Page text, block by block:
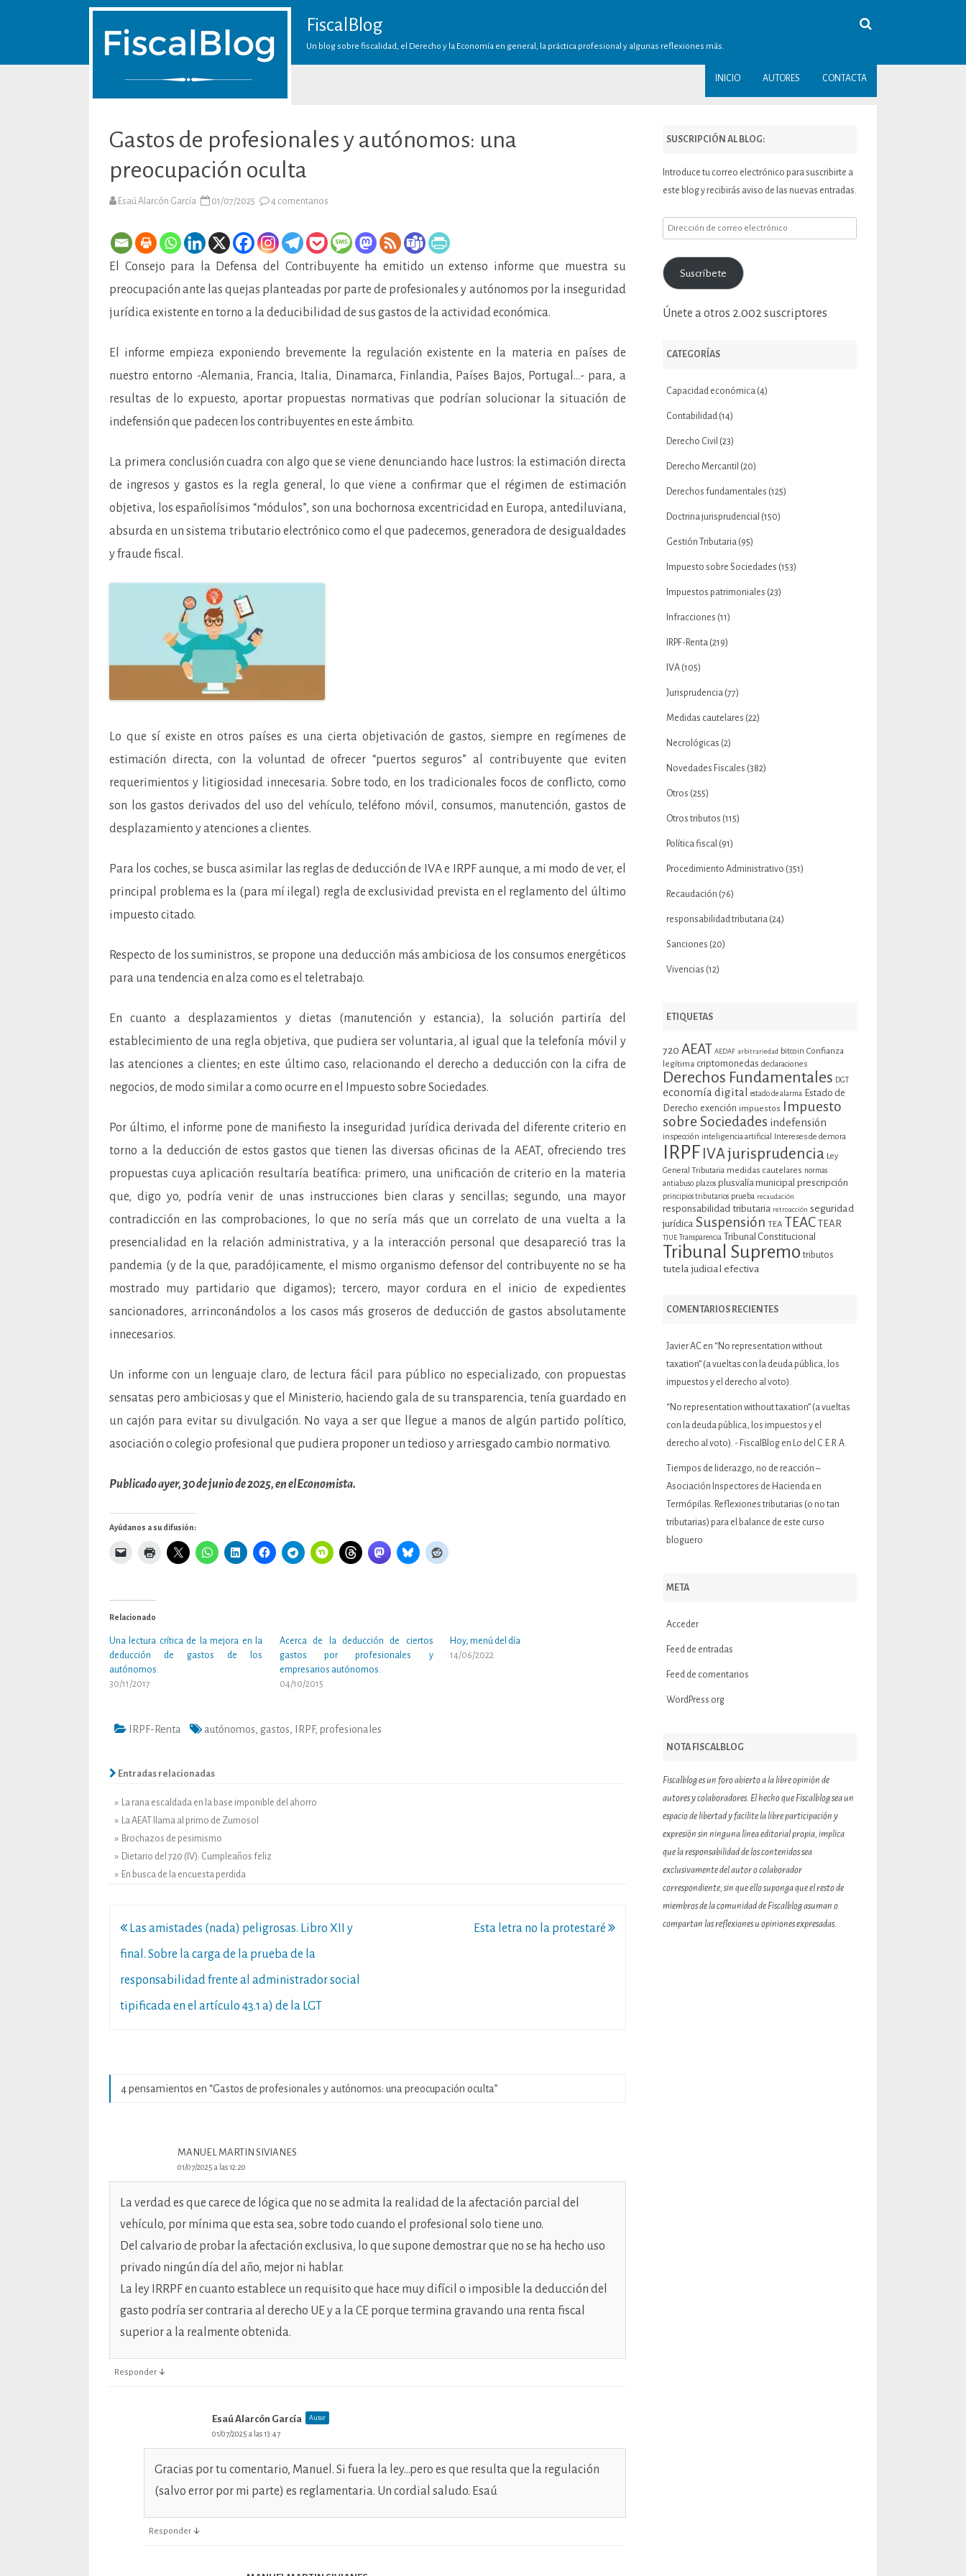
FiscalBlog
Un blog sobre fiscalidad, el Derecho y la Economía en general, la práctica profesional y algunas reflexiones más.
INICIO AUTORES CONTACTA
Gastos de profesionales y autónomos: una
preocupación oculta
Esaú Alarcón García 01/07/2025 4 comentarios
profesionales
y
autónomos:
preocupación
El Consejo para la Defensa del Contribuyente ha emitido un extenso informe que muestra su
preocupación ante las quejas planteadas por parte de profesionales y autónomos por la inseguridad
jurídica existente en torno a la deducibilidad de sus gastos de la actividad económica.
El informe empieza exponiendo brevemente la regulación existente en la materia en países de
nuestro entorno -Alemania, Francia, Italia, Dinamarca, Finlandia, Países Bajos, Portugal…- para, a
resultas de lo expuesto, aportar propuestas normativas que podrían solucionar la situación de
indefensión que padecen los contribuyentes en este ámbito.
La primera conclusión cuadra con algo que se viene denunciando hace lustros: la estimación directa
de ingresos y gastos es la regla general, lo que viene a confirmar que el régimen de estimación
objetiva, los españolísimos “módulos”, son una bochornosa excentricidad en Europa, antediluviana,
absurda en un sistema tributario electrónico como el que padecemos, generadora de desigualdades
y fraude fiscal.
Lo que sí existe en otros países es una cierta objetivación de gastos, siempre en regímenes de
estimación directa, con la voluntad de ofrecer “puertos seguros” al contribuyente que eviten
requerimientos y litigiosidad innecesaria. Sobre todo, en los tradicionales focos de conflicto, como
son los gastos derivados del uso del vehículo, teléfono móvil, consumos, manutención, gastos de
desplazamiento y atenciones a clientes.
Para los coches, se busca asimilar las reglas de deducción de IVA e IRPF aunque, a mi modo de ver, el
principal problema es la (para mí ilegal) regla de exclusividad prevista en el reglamento del último
impuesto citado.
Respecto de los suministros, se propone una deducción más ambiciosa de los consumos energéticos
para una tendencia en alza como es el teletrabajo.
En cuanto a desplazamientos y dietas (manutención y estancia), la solución partiría del
establecimiento de una regla objetiva, que pudiera ser voluntaria, al igual que la telefonía móvil y
las atenciones a clientes; en este último caso, relacionando el derecho a deducción con la cifra de
negocios, de modo similar a como ocurre en el Impuesto sobre Sociedades.
Por último, el informe pone de manifiesto la inseguridad jurídica derivada del diferente criterio en
torno a la deducción de estos gastos que tienen las diversas oficinas de la AEAT, ofreciendo tres
propuestas cuya aplicación resultaría beatífica: primero, una unificación de criterio en la materia
que, digo yo, podría venir de unas instrucciones bien claras y sencillas; segundo, una mayor
contradicción en las comprobaciones, lo que no sería más que un correlato de una vuelta a la
presencialidad en la relación administrativa, y a la interacción personal que desapareció tras la
pandemia (y de la que, paradójicamente, el mismo organismo defensor del contribuyente no se ha
mostrado muy partidario que digamos); tercero, mayor cordura en el inicio de expedientes
sancionadores, arrinconándolos a los casos más groseros de deducción de gastos absolutamente
innecesarios.
Un informe con un lenguaje claro, de lectura fácil para público no especializado, con propuestas
sensatas pero ambiciosas y que el Ministerio, haciendo gala de su transparencia, tenía guardado en
un cajón para evitar su divulgación. No vaya a ser que llegue a manos de algún partido político,
asociación o colegio profesional que pudiera proponer un tedioso y arriesgado cambio normativo.
Publicado ayer, 30 de junio de 2025, en elEconomista.
Ayúdanos a su difusión:
Relacionado
Una lectura crítica de la mejora en la
deducción de gastos de los
autónomos.
30/11/2017
Acerca de la deducción de ciertos
gastos por profesionales y
empresarios autónomos.
04/10/2015
Hoy, menú del día
14/06/2022
IRPF-Renta autónomos, gastos, IRPF, profesionales
Entradas relacionadas
» La rana escaldada en la base imponible del ahorro
» La AEAT llama al primo de Zumosol
» Brochazos de pesimismo
» Dietario del 720 (IV): Cumpleaños feliz
» En busca de la encuesta perdida
Navegación
de
entradas
Las amistades (nada) peligrosas. Libro XII y
final. Sobre la carga de la prueba de la
responsabilidad frente al administrador social
tipificada en el artículo 43.1 a) de la LGT
Esta letra no la protestaré
4 pensamientos en “Gastos de profesionales y autónomos: una preocupación oculta”
MANUEL MARTIN SIVIANES
01/07/2025 a las 12:20
La verdad es que carece de lógica que no se admita la realidad de la afectación parcial del
vehículo, por mínima que esta sea, sobre todo cuando el profesional solo tiene uno.
Del calvario de probar la afectación exclusiva, lo que supone demostrar que no se ha hecho uso
privado ningún día del año, mejor ni hablar.
La ley IRRPF en cuanto establece un requisito que hace muy difícil o imposible la deducción del
gasto podría ser contraria al derecho UE y a la CE porque termina gravando una renta fiscal
superior a la realmente obtenida.
Responder ↓
Esaú Alarcón García Autor
01/07/2025 a las 13:47
Gracias por tu comentario, Manuel. Si fuera la ley…pero es que resulta que la regulación
(salvo error por mi parte) es reglamentaria. Un cordial saludo. Esaú
Responder ↓
SUSCRIPCIÓN AL BLOG:
Introduce tu correo electrónico para suscribirte a
este blog y recibirás aviso de las nuevas entradas.
Dirección
correo
electrónico
Suscríbete
Únete a otros 2.002 suscriptores
CATEGORÍAS
Capacidad económica(4)
Contabilidad(14)
Derecho Civil (23)
Derecho Mercantil (20)
Derechos fundamentales (125)
Doctrina jurisprudencial (150)
Gestión Tributaria(95)
Impuesto sobre Sociedades (153)
Impuestos patrimoniales (23)
Infracciones (11)
IRPF-Renta(219)
IVA(105)
Jurisprudencia(77)
Medidas cautelares (22)
Necrológicas (2)
Novedades Fiscales (382)
Otros (255)
Otros tributos (115)
Política fiscal (91)
Procedimiento Administrativo (351)
Recaudación (76)
responsabilidad tributaria(24)
Sanciones (20)
Vivencias (12)
ETIQUETAS
720 AEAT AEDAF arbitrariedad bitcoin Confianza
legítima criptomonedas declaraciones
Derechos Fundamentales DGT
economía digital estado de alarma
Estado de
Derecho exención impuestos
Impuesto
sobre Sociedades indefensión
inspección inteligencia artificial Intereses de demora
IRPF IVAjurisprudencia Ley
General Tributaria medidas cautelares normas
antiabuso plazos plusvalía municipal prescripción
principios tributarios prueba recaudación
responsabilidad tributaria retroacción seguridad
jurídica Suspensión TEA TEAC TEAR
TJUE Transparencia Tribunal Constitucional
Tribunal Supremo tributos
tutela judicial efectiva
COMENTARIOS RECIENTES
Javier AC en “No representation without
taxation” (a vueltas con la deuda pública, los
impuestos y el derecho al voto).
“No representation without taxation” (a vueltas
con la deuda pública, los impuestos y el
derecho al voto). - FiscalBlogen Lo del C.E.R.A.
Tiempos de liderazgo, no de reacción –
Asociación Inspectores de Haciendaen
Termópilas. Reflexiones tributarias (o no tan
tributarias) para el balance de este curso
bloguero
META
Acceder
Feed de entradas
Feed de comentarios
WordPress.org
NOTA FISCALBLOG
Fiscalblog es un foro abierto a la libre opinión de
autores y colaboradores. El hecho que Fiscalblog sea un
espacio de libertad y facilite la libre participación y
expresión sin ninguna línea editorial propia, implica
que la responsabilidad de los contenidos sea
exclusivamente del autor o colaborador
correspondiente, sin que ello suponga que el resto de
miembros de la comunidad de Fiscalblog asuman o
compartan las reflexiones u opiniones expresadas.